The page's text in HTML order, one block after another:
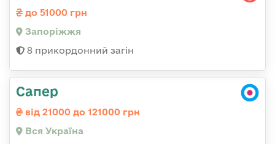
до 51000 грн
Запоріжжя
8 прикордонний загін
Сапер
від 21000 до 121000 грн
Вся Україна